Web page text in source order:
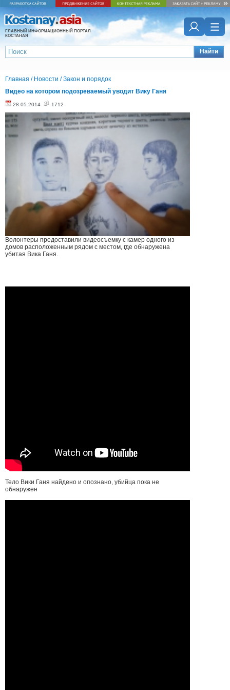
ГЛАВНЫЙ ИНФОРМАЦИОННЫЙ ПОРТАЛ
КОСТАНАЯ
Найти
Главная / Новости /Закон и порядок
Видео на котором подозреваемый уводит Вику Ганя
28.05.2014 1712
Волонтеры предоставили видеосъемку с камер одного из
домов расположенным рядом с местом, где обнаружена
убитая Вика Ганя.
Тело Вики Ганя найдено и опознано, убийца пока не
обнаружен